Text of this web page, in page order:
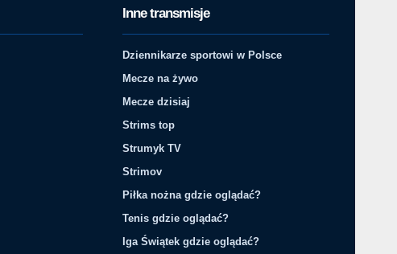
Inne transmisje
Dziennikarze sportowi w Polsce
Mecze na żywo
Mecze dzisiaj
Strims top
Strumyk TV
Strimov
Piłka nożna gdzie oglądać?
Tenis gdzie oglądać?
Iga Świątek gdzie oglądać?